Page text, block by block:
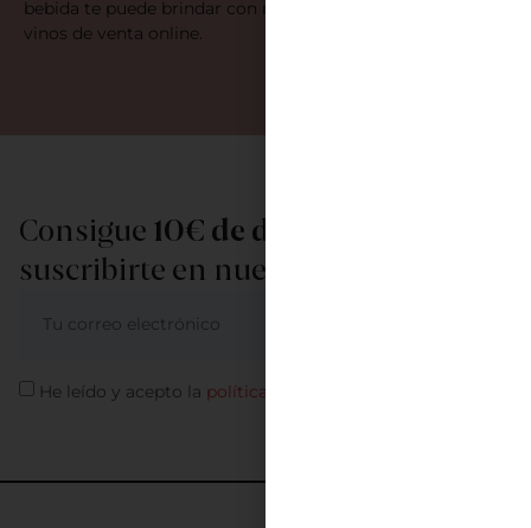
bebida te puede brindar con nuestra amplia selección de
vinos de venta online.
Consigue 10€ de descuento
suscribirte en nuestra newsletter
He leído y acepto la política de privacidad